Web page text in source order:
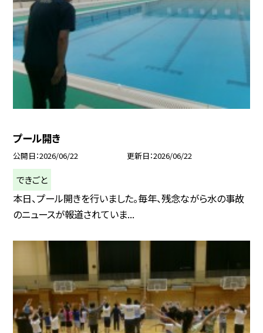
プール開き
公開日 2026/06/22 更新日 2026/06/22
できごと
本日、プール開きを行いました。毎年、残念ながら水の事故
のニュースが報道されていま...